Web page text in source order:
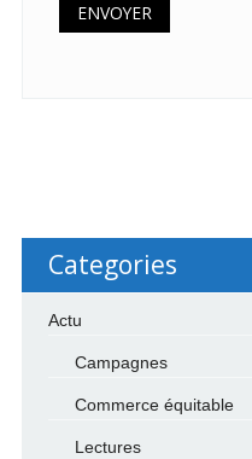
Categories
Actu
Campagnes
Commerce équitable
Lectures